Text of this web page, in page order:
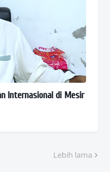
Internasional di Mesir
Lebih lama